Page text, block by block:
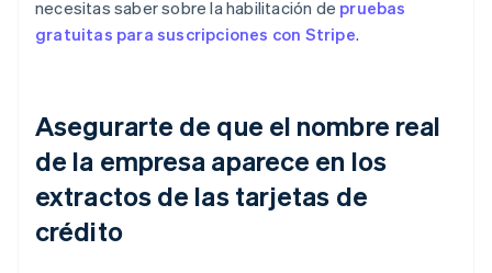
necesitas saber sobre la habilitación de pruebas
gratuitas para suscripciones con Stripe.
Asegurarte de que el nombre real
de la empresa aparece en los
extractos de las tarjetas de
crédito